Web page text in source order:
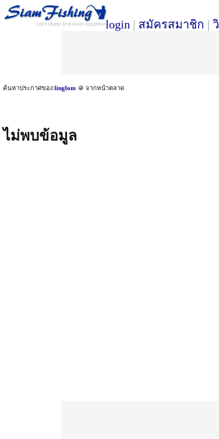
login | สมัครสมาชิก |
ค้นหาประกาศของ linglom จากหน้าตลาด
ไม่พบข้อมูล